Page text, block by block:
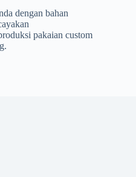
dengan bahan
pakaian custom